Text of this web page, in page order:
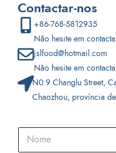
Contactar-nos
+86-768-5812935
Não hesite em
jslfood@hotmail.com
Não hesite em
N0.9 Changlu Street,
Chaozhou, província